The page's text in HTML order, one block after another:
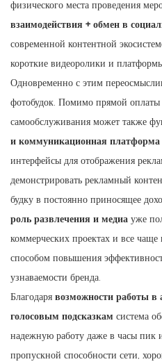
физического места проведения
взаимодействия + обмен в
современной контентной
короткие видеоролики и
Одновременно с этим
фотобудок. Помимо прямой оплаты
самообслуживания может также
и коммуникационная платформа
интерфейсы для отображения
демонстрировать рекламный
будку в постоянно приносящее
роль развлечения и медиа уже
коммерческих проектах и ​​все
способом повышения
узнаваемости бренда.
Благодаря возможности работы
голосовым подсказкам система
надежную работу даже в часы пик
пропускной способности сети,